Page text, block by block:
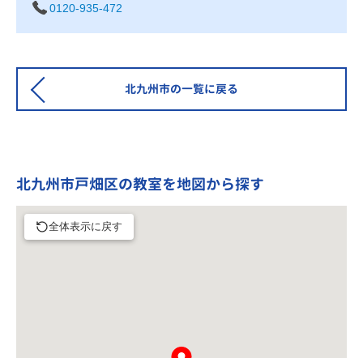
0120-935-472
北九州市の一覧に戻る
北九州市戸畑区の教室を地図から探す
全体表示に戻す